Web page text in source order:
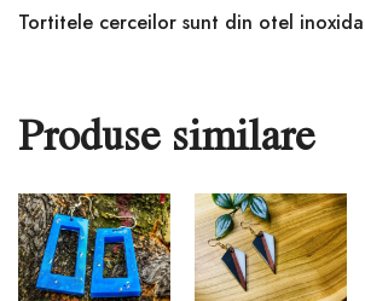
Tortitele cerceilor sunt din otel
Produse similare